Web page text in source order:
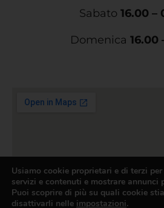
Sabato 16.00 –
Domenica 16.00
Usiamo cookie proprietari e di terzi
servizi e contenuti e mostrare annunci
Puoi scoprire di più su quali cookie
disattivarli nelle impostazioni.